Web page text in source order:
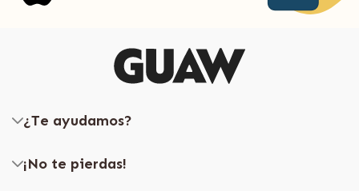
¿Te ayudamos?
¡No te pierdas!